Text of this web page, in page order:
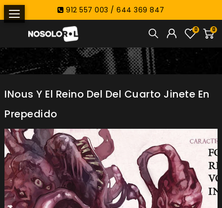
912 557 003 / 644 369 847
0
0
INous Y El Reino Del Del Cuarto Jinete En
Prepedido